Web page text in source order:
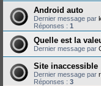
Android auto
Dernier message par
Réponses : 1
Quelle est la
Dernier message par
Site inaccessible
Dernier message par
Réponses : 3